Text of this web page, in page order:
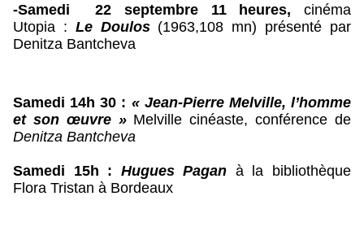
-Samedi  22 septembre 11 heures, cinéma
Utopia : Le Doulos (1963,108 mn) présenté par
Denitza Bantcheva
Samedi 14h 30 : « Jean-Pierre Melville, l’homme
et son œuvre »
Denitza Bantcheva
Samedi 15h : Hugues Pagan à la bibliothèque
Flora Tristan à Bordeaux